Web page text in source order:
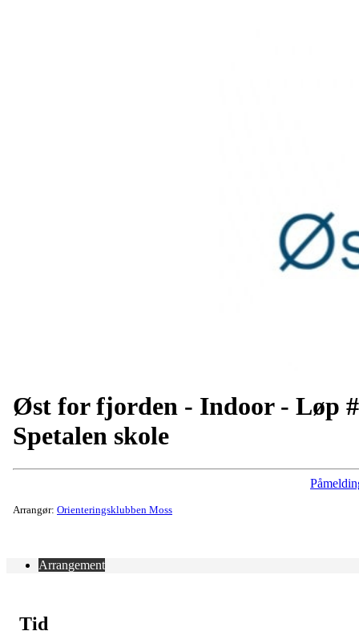
Øst for fjorden - Indoor - Løp
Spetalen skole
Arrangør: Orienteringsklubben Moss
Arrangement
Tid